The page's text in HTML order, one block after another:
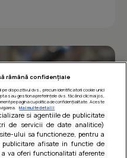
rămână confidențiale
dispozitivul dvs., precum identificatorii cookie unici
sau gestiona preferințele dvs. făcând clic mai jos,
pe pagina cu politica de confidențialitate. Aceste
Mai multe detalii
si agentiile de publicitate
de servicii de date analitice)
ului sa functioneze, pentru a
afisate in functie de
va oferi functionalitati aferente